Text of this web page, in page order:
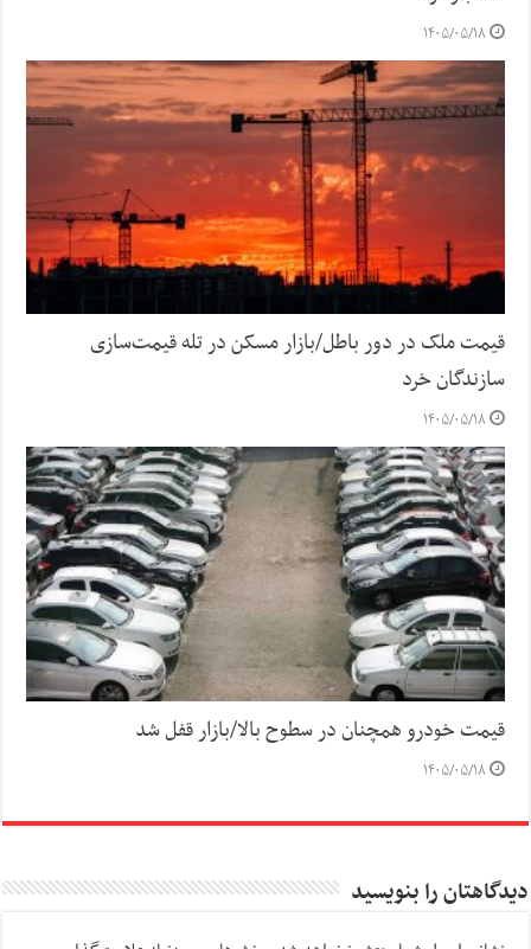
۱۴۰۵/۰۵/۱۸
قیمت ملک در دور باطل/بازار مسکن در تله قیمت‌سازی
سازندگان خرد
۱۴۰۵/۰۵/۱۸
قیمت خودرو همچنان در سطوح بالا/بازار قفل شد
۱۴۰۵/۰۵/۱۸
دیدگاهتان را بنویسید